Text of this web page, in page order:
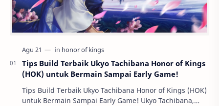
Tips Build Terbaik Ukyo Tachibana Honor of Kings
(HOK) untuk Bermain Sampai Early Game!
Tips Build Terbaik Ukyo Tachibana Honor of Kings (HOK)
untuk Bermain Sampai Early Game! Ukyo Tachibana,